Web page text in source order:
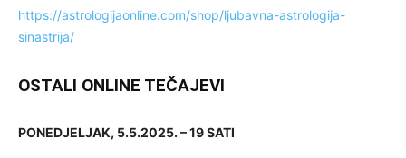
https://astrologijaonline.com/shop/ljubavna-astrologija-
sinastrija/
OSTALI ONLINE TEČAJEVI
PONEDJELJAK, 5.5.2025. – 19 SATI